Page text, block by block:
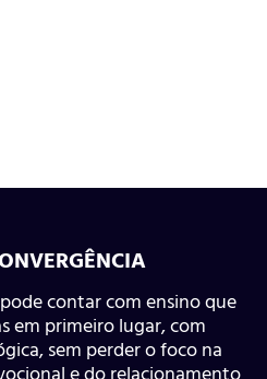
contar com ensino que
em primeiro lugar, com
sem perder o foco na